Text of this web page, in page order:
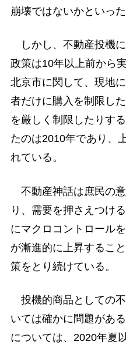
崩壊ではないかといった
しかし、不動産投機
政策は10年以上前から
北京市に関して、現地
者だけに購入を制限し
を厳しく制限したりす
たのは2010年であり、
れている。
不動産神話は庶民の
り、需要を押さえつけ
にマクロコントロール
が漸進的に上昇するこ
策をとり続けている。
投機的商品としての
いては確かに問題があ
については、2020年夏